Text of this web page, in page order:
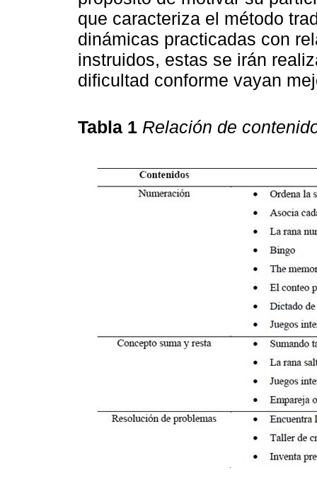
que caracteriza el método
dinámicas practicadas con
instruidos, estas se irán
dificultad conforme vayan
Tabla 1 Relación de